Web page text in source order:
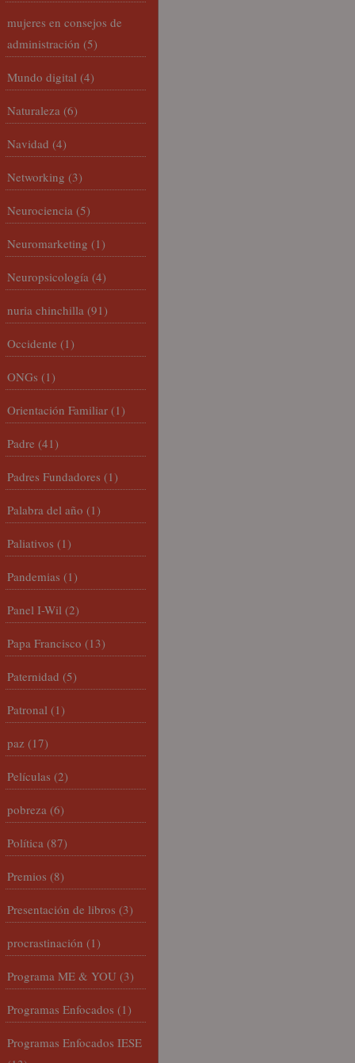
mujeres en consejos de
administración (5)
Mundo digital (4)
Naturaleza (6)
Navidad (4)
Networking (3)
Neurociencia (5)
Neuromarketing (1)
Neuropsicología (4)
nuria chinchilla (91)
Occidente (1)
ONGs (1)
Orientación Familiar (1)
Padre (41)
Padres Fundadores (1)
Palabra del año (1)
Paliativos (1)
Pandemias (1)
Panel I-Wil (2)
Papa Francisco (13)
Paternidad (5)
Patronal (1)
paz (17)
Películas (2)
pobreza (6)
Política (87)
Premios (8)
Presentación de libros (3)
procrastinación (1)
Programa ME & YOU (3)
Programas Enfocados (1)
Programas Enfocados IESE